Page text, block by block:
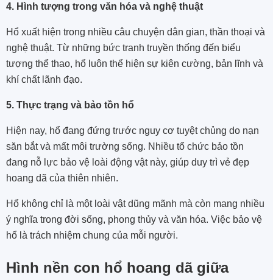
4. Hình tượng trong văn hóa và nghệ thuật
Hổ xuất hiện trong nhiều câu chuyện dân gian, thần thoại và
nghệ thuật. Từ những bức tranh truyền thống đến biểu
tượng thể thao, hổ luôn thể hiện sự kiên cường, bản lĩnh và
khí chất lãnh đạo.
5. Thực trạng và bảo tồn hổ
Hiện nay, hổ đang đứng trước nguy cơ tuyệt chủng do nạn
săn bắt và mất môi trường sống. Nhiều tổ chức bảo tồn
đang nỗ lực bảo vệ loài động vật này, giúp duy trì vẻ đẹp
hoang dã của thiên nhiên.
Hổ không chỉ là một loài vật dũng mãnh mà còn mang nhiều
ý nghĩa trong đời sống, phong thủy và văn hóa. Việc bảo vệ
hổ là trách nhiệm chung của mỗi người.
Hình nền con hổ hoang dã giữa